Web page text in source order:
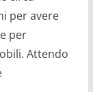
per avere
per
Attendo